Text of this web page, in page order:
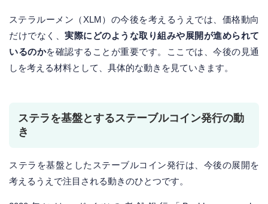
ステラルーメン（XLM）の今後を考えるうえでは、価格動向
だけでなく、 実際にどのような取り組みや展開が進められて
いるのかを確認することが重要です。ここでは、今後の見通
しを考える材料として、具体的な動きを見ていきます。
ステラを基盤とするステーブルコイン発行の動
き
ステラを基盤としたステーブルコイン発行は、今後の展開を
考えるうえで注目される動きのひとつです。